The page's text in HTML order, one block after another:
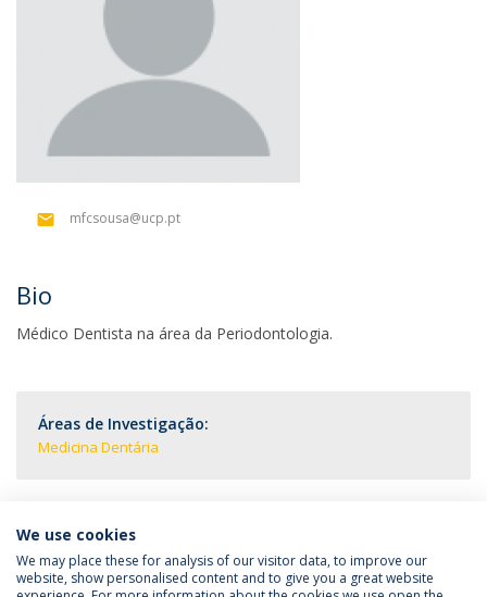
mfcsousa@ucp.pt
Bio
Médico Dentista na área da Periodontologia.
Áreas de Investigação:
Medicina Dentária
We use cookies
We may place these for analysis of our visitor data, to improve our
website, show personalised content and to give you a great website